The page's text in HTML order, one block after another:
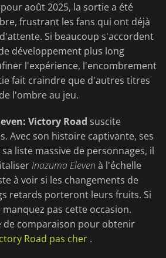
août 2025, la sortie a été
frustrant les fans qui ont déjà
Si beaucoup s'accordent
développement plus long
l'expérience, l'encombrement
fait craindre que d'autres titres
l'ombre au jeu.
Victory Road suscite
Avec son histoire captivante, ses
liste massive de personnages, il
Inazuma Eleven à l'échelle
à voir si les changements de
retards porteront leurs fruits. Si
pas cette occasion.
de comparaison pour obtenir
Road pas cher .